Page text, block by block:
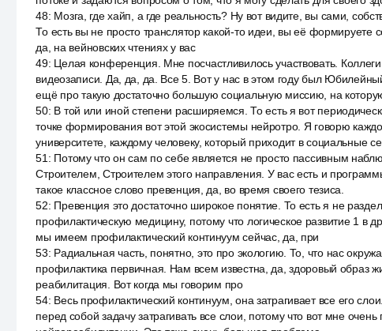
48: Мозга, где хайп, а где реальность? Ну вот видите, вы сами,
То есть вы не просто транслятор какой-то идеи, вы её формируете
да, на вейновских чтениях у вас
49: Целая конференция. Мне посчастливилось участвовать.
видеозаписи. Да, да, да. Все 5. Вот у нас в этом году был
ещё про такую достаточно большую социальную миссию, на
50: В той или иной степени расширяемся. То есть я вот
точке формирования вот этой экосистемы нейротро. Я говорю
университете, каждому человеку, который приходит в социальные
51 : Потому что он сам по себе является не просто пассивным
Строителем, Строителем этого направления. У вас есть и
такое классное слово превенция, да, во время своего тезиса.
52: Превенция это достаточно широкое понятие. То есть я не
профилактическую медицину, потому что логическое развитие 1 в
мы имеем профилактический континуум сейчас, да, при
53: Радиальная часть, понятно, это про экологию. То, что нас
профилактика первичная. Нам всем известна, да, здоровый образ
реабилитация. Вот когда мы говорим про
54: Весь профилактический континуум, она затрагивает все его
перед собой задачу затрагивать все слои, потому что вот мне